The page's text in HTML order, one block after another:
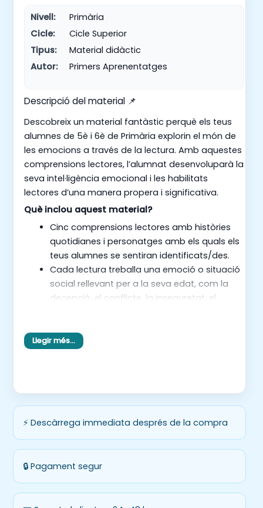
Nivell:
Primària
Cicle:
Cicle Superior
Tipus:
Material didàctic
Autor:
Primers Aprenentatges
Descripció del material 📌
Descobreix un material fantàstic perquè els teus
alumnes de 5è i 6è de Primària explorin el món de
les emocions a través de la lectura. Amb aquestes
comprensions lectores, l’alumnat desenvoluparà la
seva intel·ligència emocional i les habilitats
lectores d’una manera propera i significativa.
Què inclou aquest material?
Cinc comprensions lectores amb històries
quotidianes i personatges amb els quals els
teus alumnes se sentiran identificats/des.
Cada lectura treballa una emoció o situació
social rellevant per a la seva edat, com la
decepció, el conflicte, la inseguretat, el
comprensió literal, inferencial i crítica del text.
Un recurs llest per imprimir i utilitzar, ideal per
tasca individual.
Què aprendran els teus alumnes?
Milloraran la seva comprensió lectora en
Llegir més…
⚡ Descàrrega immediata després de la compra
🔒 Pagament segur